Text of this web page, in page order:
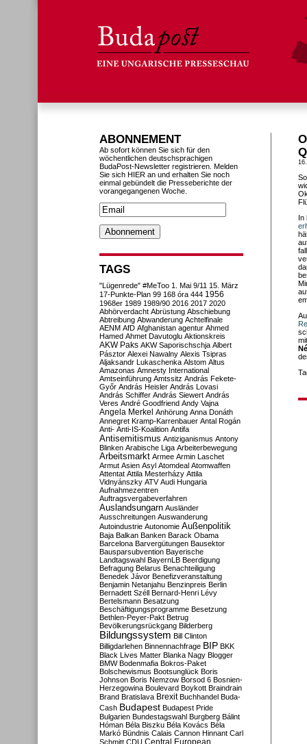
In
ABONNEMENT
Ab sofort können Sie sich für den
wöchentlichen deutschsprachigen
BudaPost-Newsletter registrieren. Melden
Sie sich HIER an und erhalten Sie noch
einmal gebündelt die Presseberichte der
vorangegangenen Woche.
TAGS
"Lügenrede" #MeToo 1. Mai 9/11 15. März
17-Punkte-Plan 99 168 óra 444 1956
1968er 1989 1989/90 2016 2017 2020
Abhörverdacht Abrüstung Abschiebung
Abtreibung Abwanderung Achtelfinale
AENM AfD Afghanistan agentur Ahmed
Hamed Ahmet Davutoglu Aktionskreis
AKW Paks AKW Saporischschja Albert
Pásztor Alexei Nawalny Alexis Tsipras
Aljaksandr Lukaschenka Alstom Altus
Amazonas Amnesty International
Amtseinführung Amtssitz András Fekete-
Győr András Heisler András Lovasi
András Schiffer András Siewert András
Veres André Goodfriend Andy Vajna
Angela Merkel Anhörung Anna Donáth
Annegret Kramp-Karrenbauer Antal Rogán
Anti- Anti-IS-Koalition Antifa
Antisemitismus Antiziganismus Antony
Blinken Arabische Liga Arbeiterbewegung
Arbeitsmarkt Armee Armin Laschet
Armut Asien Asyl Atomdeal Atomwaffen
Attentat Attila Mesterházy Attila
Vidnyánszky ATV Audi Hungaria
Aufnahmezentren
Auftragsvergabeverfahren
Auslandsungarn Ausländer
Ausschreitungen Auswanderung
Autoindustrie Autonomie Außenpolitik
Baja Balkan Banken Barack Obama
Barcelona Barvergütungen Bausektor
Bausparsubvention Bayerische
Landtagswahl BayernLB Beerdigung
Befragung Belarus Benachteiligung
Benedek Jávor Benefizveranstaltung
Benjamin Netanjahu Benzinpreis Berlin
Bernadett Széll Bernard-Henri Lévy
Bertelsmann Besatzung
Beschäftigungsprogramme Besetzung
Bethlen-Peyer-Pakt Betrug
Bevölkerungsrückgang Bilderberg
Bildungssystem Bill Clinton
Billigdarlehen Binnennachfrage BIP BKK
Black Lives Matter Blanka Nagy Blogger
BMW Bodenmafia Bokros-Paket
Bolschewismus Bootsunglück Boris
Johnson Boris Nemzow Borsod 6 Bosnien-
Herzegowina Boulevard Boykott Braindrain
Brand Bratislava Brexit Buchhandel Buda-
Cash Budapest Budapest Pride
Bulgarien Bundestagswahl Burgberg Bálint
Hóman Béla Biszku Béla Kovács Béla
Markó Bündnis Calais Cannon Hinnant Carl
Schmitt CDU Central European